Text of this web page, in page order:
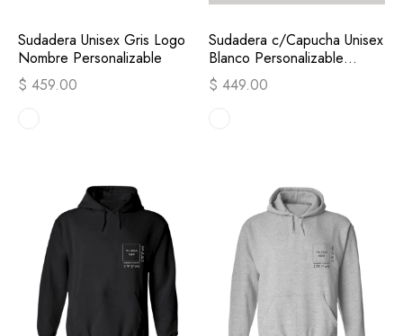
Sudadera Unisex Gris Logo
Nombre Personalizable
$ 459.00
Sudadera c/Capucha Unisex
Blanco Personalizable
Escudo
$ 449.00